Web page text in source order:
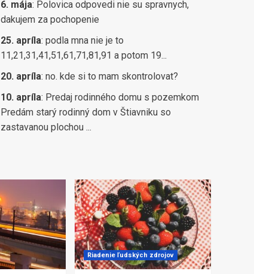
6. mája: Polovica odpovedi nie su spravnych,
dakujem za pochopenie
25. apríla: podla mna nie je to
11,21,31,41,51,61,71,81,91 a potom 19...
20. apríla: no. kde si to mam skontrolovat?
10. apríla: Predaj rodinného domu s pozemkom
Predám starý rodinný dom v Štiavniku so
zastavanou plochou ...
Riadenie ľudských zdrojov